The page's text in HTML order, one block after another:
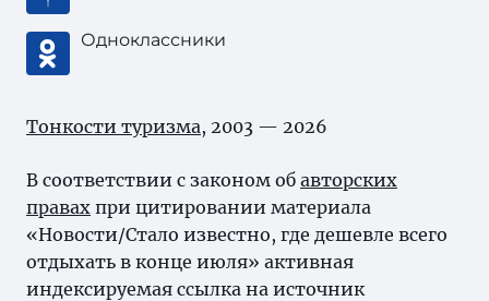
Одноклассники
Тонкости туризма, 2003 — 2026
В соответствии с законом об авторских
правах при цитировании материала
«Новости/Стало известно, где дешевле всего
отдыхать в конце июля» активная
индексируемая ссылка на источник